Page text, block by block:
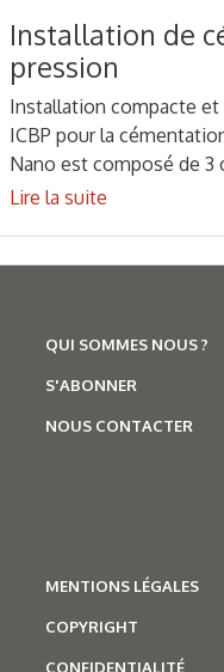
Installation de
pression
Installation compacte
ICBP pour la
Nano est composé de 3
Lire la suite
QUI SOMMES NOUS ?
S'ABONNER
NOUS CONTACTER
MENTIONS LÉGALES
COPYRIGHT
CONFIDENTIALITÉ